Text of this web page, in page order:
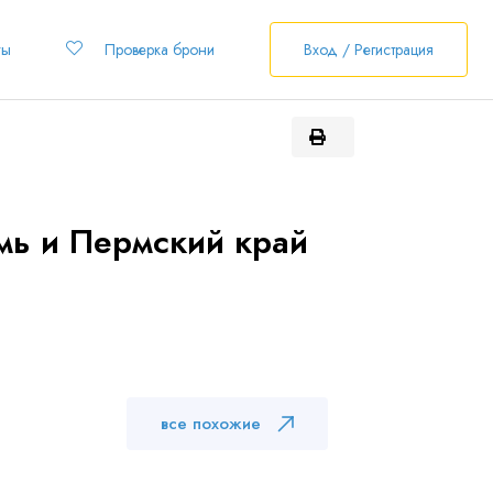
Проверка брони Вход / Регистрация
и Пермский край
все похожие